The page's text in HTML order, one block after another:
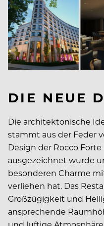
DIE NEUE
Die architektonische
stammt aus der Feder
Design der Rocco
ausgezeichnet wurde
besonderen Charme
verliehen hat. Das
Großzügigkeit und
ansprechende